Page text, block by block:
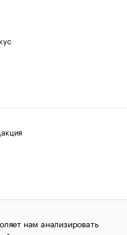
авторских прав
1995–2026.Сообщения
нам анализировать